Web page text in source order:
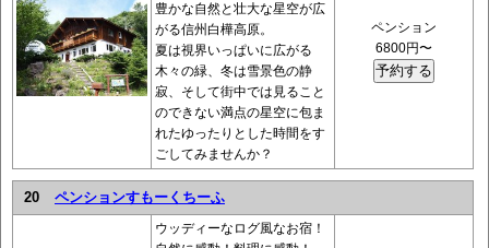
豊かな自然と壮大な星空が広
がる信州白樺高原。
夏は視界いっぱいに広がる
木々の緑、冬は雪景色の静
寂、そして街中では見ること
のできない満点の星空に包ま
れたゆったりとした時間をす
ごしてみませんか？
ペンション
6800円〜
20 ペンションすもーくちーふ
ウッディーなログ風なお宿！